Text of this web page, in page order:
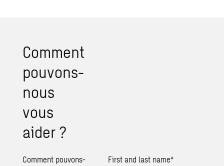
Comment
pouvons-
nous
vous
aider ?
Comment pouvons-
First and last name*